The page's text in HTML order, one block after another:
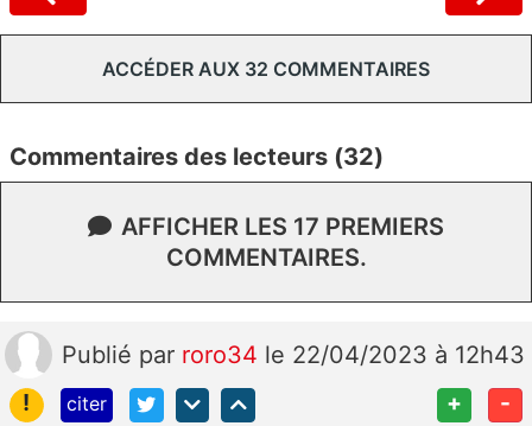
ACCÉDER AUX 32 COMMENTAIRES
Commentaires des lecteurs (32)
AFFICHER LES 17 PREMIERS
COMMENTAIRES.
Publié par roro34 le 22/04/2023 à 12h43
!
citer + -